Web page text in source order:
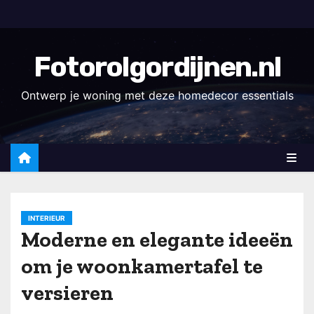
Fotorolgordijnen.nl
Ontwerp je woning met deze homedecor essentials
INTERIEUR
Moderne en elegante ideeën
om je woonkamertafel te
versieren